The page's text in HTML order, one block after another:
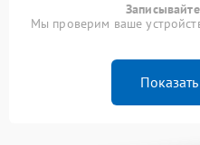
Мы проверим ваше